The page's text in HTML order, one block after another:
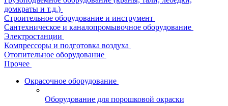
домкраты и т.д.)
Строительное оборудование и инструмент
Сантехническое и каналопромывочное оборудование
Электростанции
Компрессоры и подготовка воздуха
Отопительное оборудование
Прочее
Окрасочное оборудование
Оборудование для порошковой окраски